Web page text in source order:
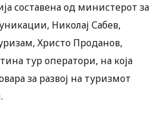
составена од министерот за
Николај Сабев,
Христо Проданов,
тур оператори, на која
за развој на туризмот